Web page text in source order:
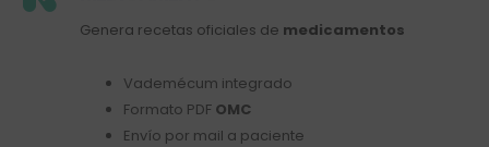
Genera recetas oficiales de medicamentos
Vademécum integrado
Formato PDF OMC
Envío por mail a paciente